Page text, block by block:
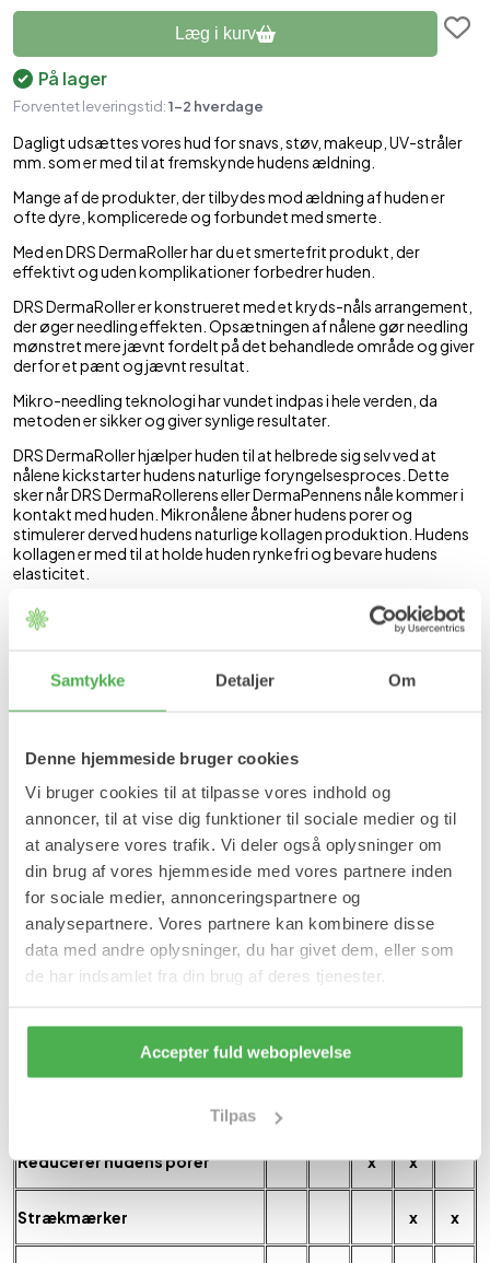
Samtykke Detaljer Om
Denne hjemmeside bruger cookies
Vi bruger cookies til at tilpasse vores indhold og
annoncer, til at vise dig funktioner til sociale medier og til
at analysere vores trafik. Vi deler også oplysninger om
din brug af vores hjemmeside med vores partnere inden
for sociale medier, annonceringspartnere og
analysepartnere. Vores partnere kan kombinere disse
data med andre oplysninger, du har givet dem, eller som
de har indsamlet fra din brug af deres tjenester.
Accepter fuld weboplevelse
Tilpas
Læg i kurv
På lager
Forventet leveringstid:1-2 hverdage
Dagligt udsættes vores hud for snavs, støv, makeup, UV-stråler
mm. som er med til at fremskynde hudens ældning.
Mange af de produkter, der tilbydes mod ældning af huden er
ofte dyre, komplicerede og forbundet med smerte.
Med en DRS DermaRoller har du et smertefrit produkt, der
effektivt og uden komplikationer forbedrer huden.
DRS DermaRoller er konstrueret med et kryds-nåls arrangement,
der øger needling effekten. Opsætningen af nålene gør needling
mønstret mere jævnt fordelt på det behandlede område og giver
derfor et pænt og jævnt resultat.
Mikro-needling teknologi har vundet indpas i hele verden, da
metoden er sikker og giver synlige resultater.
DRS DermaRoller hjælper huden til at helbrede sig selv ved at
nålene kickstarter hudens naturlige foryngelsesproces. Dette
sker når DRS DermaRollerens eller DermaPennens nåle kommer i
kontakt med huden. Mikronålene åbner hudens porer og
stimulerer derved hudens naturlige kollagen produktion. Hudens
kollagen er med til at holde huden rynkefri og bevare hudens
elasticitet.
DRSDermaroller kan anvendes i ansigt såvel som krop. Dog må
DRS Dermarolleren ikke anvendes på øjenlågene og læberne.
Brug/nålestørrelse
0,2
mm
Fine linjer x x
Genvækst af hår x x
Rynker
Pigmentforandringer
Reducerer hudens porer x x
Strækmærker x x